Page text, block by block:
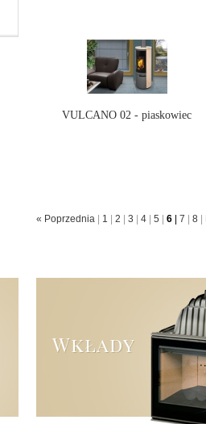
VULCANO 02 - piaskowiec
« Poprzednia 1 2 3 4 5 6 7 8